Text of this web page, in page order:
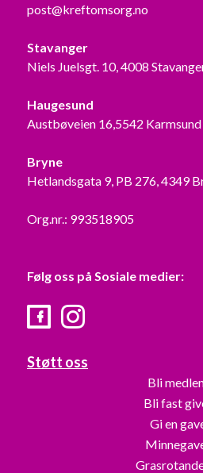
post@kreftomsorg.no
Stavanger
Niels Juelsgt. 10, 4008
Haugesund
Austbøveien 16,5542 Karmsund
Bryne
Hetlandsgata 9, PB 276, 4349
Org.nr.: 993518905
Følg oss på Sosiale medier:
FacebookInstagram
Støtt oss
Bli
Bli fast
Gi en